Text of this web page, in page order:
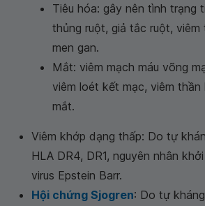
Tiêu hóa: gây nên tình trạng
thủng ruột, giả tắc ruột, viêm
men gan.
Mắt: viêm mạch máu võng
viêm loét kết mạc, viêm thần
mắt.
Viêm khớp dạng thấp: Do tự
HLA DR4, DR1, nguyên nhân
virus Epstein Barr.
Hội chứng Sjogren: Do tự